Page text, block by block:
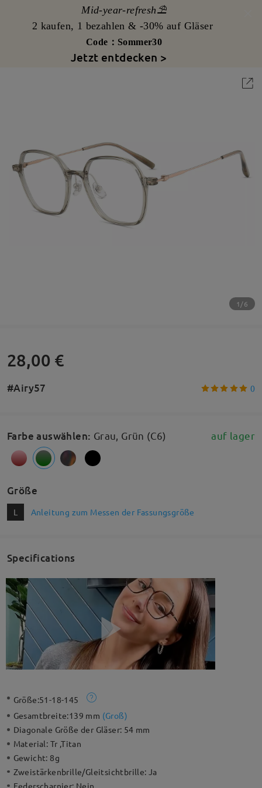
Mid-year-refresh⛱️
2 kaufen, 1 bezahlen & -30% auf Gläser
Code：Sommer30
Jetzt entdecken >
1/6
28,00 €
#Airy57 0
Farbe auswählen: Grau, Grün (C6) auf lager
Größe
L Anleitung zum Messen der Fassungsgröße
Specifications
Größe:51-18-145
Gesamtbreite:139 mm (Groß)
Diagonale Größe der Gläser: 54 mm
Material: Tr ,Titan
Gewicht: 8g
Zweistärkenbrille/Gleitsichtbrille:Ja
Federscharnier: Nein